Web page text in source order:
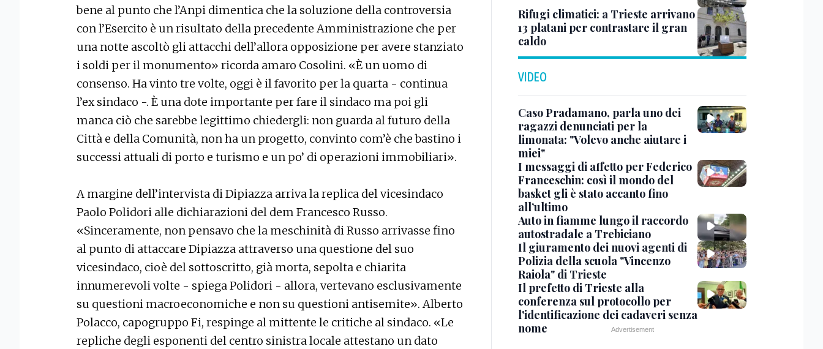
bene al punto che l’Anpi dimentica che la soluzione della controversia
con l’Esercito è un risultato della precedente Amministrazione che per
una notte ascoltò gli attacchi dell’allora opposizione per avere stanziato
i soldi per il monumento» ricorda amaro Cosolini. «È un uomo di
consenso. Ha vinto tre volte, oggi è il favorito per la quarta - continua
l’ex sindaco -. È una dote importante per fare il sindaco ma poi gli
manca ciò che sarebbe legittimo chiedergli: non guarda al futuro della
Città e della Comunità, non ha un progetto, convinto com’è che bastino i
successi attuali di porto e turismo e un po’ di operazioni immobiliari».
A margine dell’intervista di Dipiazza arriva la replica del vicesindaco
Paolo Polidori alle dichiarazioni del dem Francesco Russo.
«Sinceramente, non pensavo che la meschinità di Russo arrivasse fino
al punto di attaccare Dipiazza attraverso una questione del suo
vicesindaco, cioè del sottoscritto, già morta, sepolta e chiarita
innumerevoli volte - spiega Polidori - allora, vertevano esclusivamente
su questioni macroeconomiche e non su questioni antisemite». Alberto
Polacco, capogruppo Fi, respinge al mittente le critiche al sindaco. «Le
repliche degli esponenti del centro sinistra locale attestano un dato
Rifugi climatici: a Trieste arrivano
13 platani per contrastare il gran
caldo
VIDEO
Caso Pradamano, parla uno dei
ragazzi denunciati per la
limonata: "Volevo anche aiutare i
miei"
I messaggi di affetto per Federico
Franceschin: così il mondo del
basket gli è stato accanto fino
all’ultimo
Auto in fiamme lungo il raccordo
autostradale a Trebiciano
Il giuramento dei nuovi agenti di
Polizia della scuola "Vincenzo
Raiola" di Trieste
Il prefetto di Trieste alla
conferenza sul protocollo per
l'identificazione dei cadaveri senza
nome